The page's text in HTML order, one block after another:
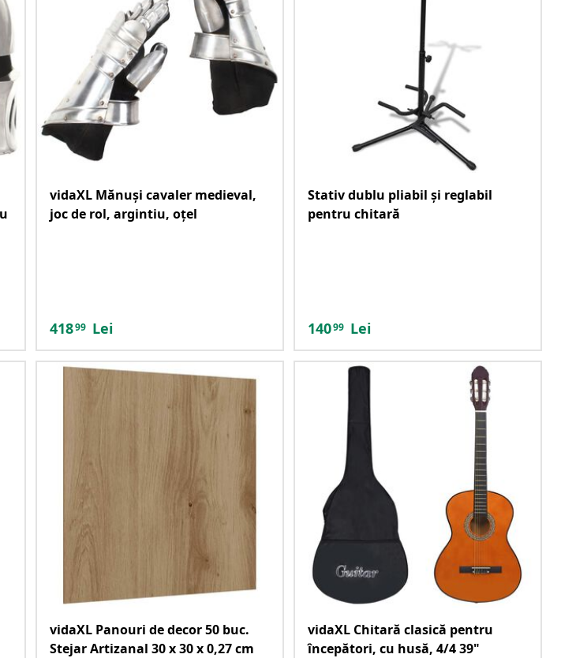
vidaXL Mănuși cavaler medieval,
joc de rol, argintiu, oțel
41899 Lei
Stativ dublu pliabil și reglabil
pentru chitară
14099 Lei
vidaXL Panouri de decor 50 buc.
Stejar Artizanal 30 x 30 x 0,27 cm
vidaXL Chitară clasică pentru
începători, cu husă, 4/4 39"